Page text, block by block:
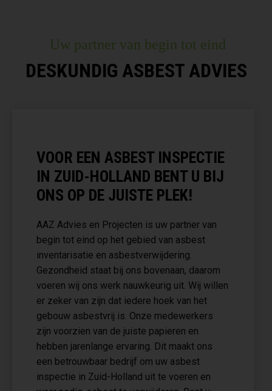
Uw partner van begin tot eind
DESKUNDIG ASBEST ADVIES
VOOR EEN ASBEST INSPECTIE
IN ZUID-HOLLAND BENT U BIJ
ONS OP DE JUISTE PLEK!
AAZ Advies en Projecten is uw partner van
begin tot eind op het gebied van asbest
inventarisatie en asbestverwijdering.
Gezondheid staat bij ons bovenaan, daarom
voeren wij ons werk nauwkeurig uit. Wij willen
er zeker van zijn dat iedere hoek van het
gebouw asbestvrij is. Onze medewerkers
zijn voorzien van de juiste papieren en
hebben jarenlange ervaring. Dit maakt ons
een betrouwbaar bedrijf om uw asbest
inspectie in Zuid-Holland uit te voeren en